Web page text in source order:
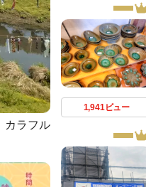
カラフル
1,941ビュー